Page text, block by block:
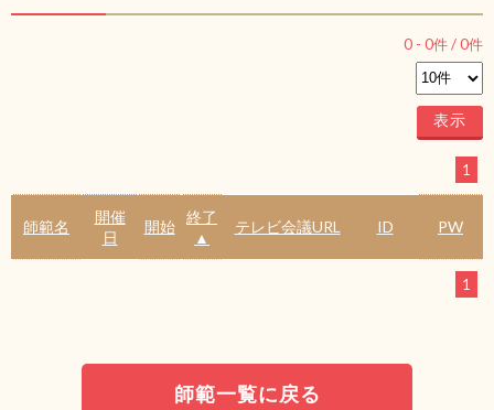
0 - 0件 /0件
1
師範名
開催
日
開始
終了
▲
テレビ会議URL ID PW
1
師範一覧に戻る